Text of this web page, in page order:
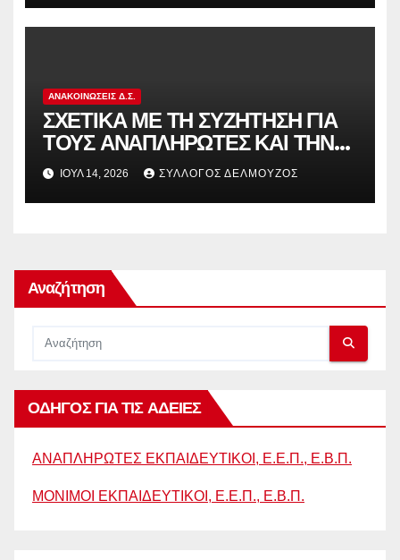
ΑΝΑΚΟΙΝΏΣΕΙΣ Δ.Σ.
ΣΧΕΤΙΚΑ ΜΕ ΤΗ ΣΥΖΗΤΗΣΗ ΓΙΑ
ΤΟΥΣ ΑΝΑΠΛΗΡΩΤΕΣ ΚΑΙ ΤΗΝ
ΠΑΡΑΠΟΜΠΗ ΤΗΣ ΕΛΛΑΔΑΣ
ΣΤΟ ΕΥΡΩΠΑΪΚΟ ΔΙΚΑΣΤΗΡΙΟ
ΙΟΎΛ 14, 2026 ΣΎΛΛΟΓΟΣ ΔΕΛΜΟΎΖΟΣ
Αναζήτηση
ΟΔΗΓΟΣ ΓΙΑ ΤΙΣ ΑΔΕΙΕΣ
ΑΝΑΠΛΗΡΩΤΕΣ ΕΚΠΑΙΔΕΥΤΙΚΟΙ, Ε.Ε.Π., Ε.Β.Π.
ΜΟΝΙΜΟΙ ΕΚΠΑΙΔΕΥΤΙΚΟΙ, Ε.Ε.Π., Ε.Β.Π.